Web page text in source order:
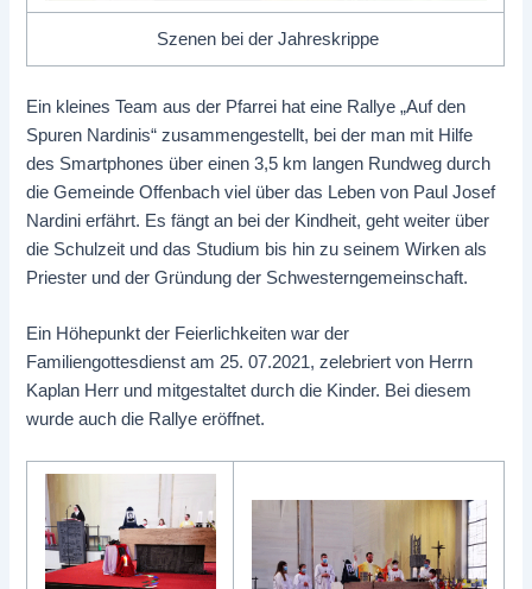
Szenen bei der Jahreskrippe
Ein kleines Team aus der Pfarrei hat eine Rallye „Auf den
Spuren Nardinis“ zusammengestellt, bei der man mit Hilfe
des Smartphones über einen 3,5 km langen Rundweg durch
die Gemeinde Offenbach viel über das Leben von Paul Josef
Nardini erfährt. Es fängt an bei der Kindheit, geht weiter über
die Schulzeit und das Studium bis hin zu seinem Wirken als
Priester und der Gründung der Schwesterngemeinschaft.
Ein Höhepunkt der Feierlichkeiten war der
Familiengottesdienst am 25. 07.2021, zelebriert von Herrn
Kaplan Herr und mitgestaltet durch die Kinder. Bei diesem
wurde auch die Rallye eröffnet.